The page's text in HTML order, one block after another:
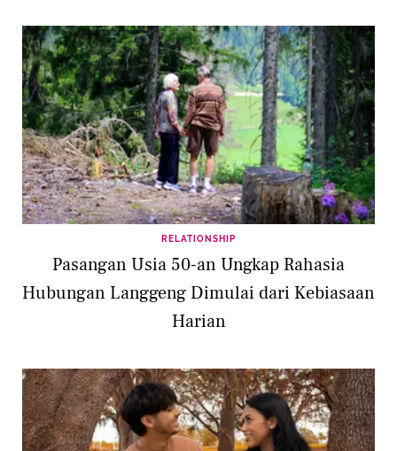
RELATIONSHIP
Pasangan Usia 50-an Ungkap Rahasia
Hubungan Langgeng Dimulai dari Kebiasaan
Harian